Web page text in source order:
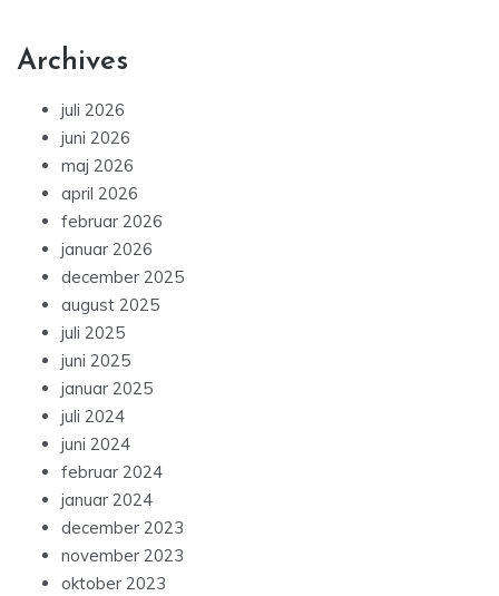
Archives
juli 2026
juni 2026
maj 2026
april 2026
februar 2026
januar 2026
december 2025
august 2025
juli 2025
juni 2025
januar 2025
juli 2024
juni 2024
februar 2024
januar 2024
december 2023
november 2023
oktober 2023